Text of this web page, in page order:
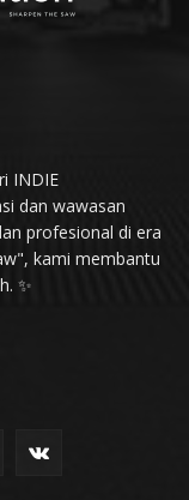
INDIE
dan wawasan
profesional di era
kami membantu
✨